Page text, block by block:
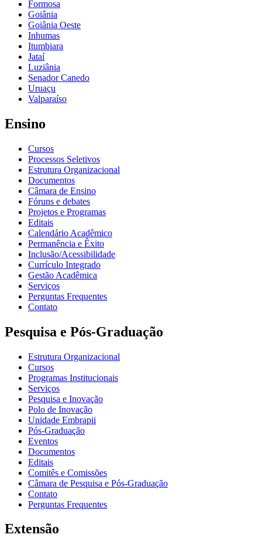
Formosa
Goiânia
Goiânia Oeste
Inhumas
Itumbiara
Jataí
Luziânia
Senador Canedo
Uruaçu
Valparaíso
Ensino
Cursos
Processos Seletivos
Estrutura Organizacional
Documentos
Câmara de Ensino
Fóruns e debates
Projetos e Programas
Editais
Calendário Acadêmico
Permanência e Êxito
Inclusão/Acessibilidade
Currículo Integrado
Gestão Acadêmica
Serviços
Perguntas Frequentes
Contato
Pesquisa e Pós-Graduação
Estrutura Organizacional
Cursos
Programas Institucionais
Serviços
Pesquisa e Inovação
Polo de Inovação
Unidade Embrapii
Pós-Graduação
Eventos
Documentos
Editais
Comitês e Comissões
Câmara de Pesquisa e Pós-Graduação
Contato
Perguntas Frequentes
Extensão